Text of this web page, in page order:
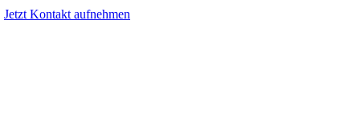
Jetzt Kontakt aufnehmen